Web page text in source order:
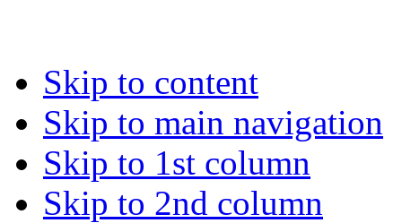
Skip to content
Skip to main navigation
Skip to 1st column
Skip to 2nd column